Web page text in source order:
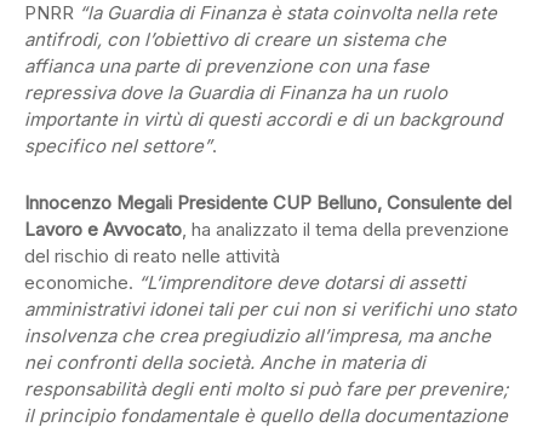
PNRR “la Guardia di Finanza è stata coinvolta nella rete
antifrodi, con l’obiettivo di creare un sistema che
affianca una parte di prevenzione con una fase
repressiva dove la Guardia di Finanza ha un ruolo
importante in virtù di questi accordi e di un background
specifico nel settore”.
Innocenzo Megali Presidente CUP Belluno, Consulente del
Lavoro e Avvocato, ha analizzato il tema della prevenzione
del rischio di reato nelle attività
economiche. “L’imprenditore deve dotarsi di assetti
amministrativi idonei tali per cui non si verifichi uno stato
insolvenza che crea pregiudizio all’impresa, ma anche
nei confronti della società. Anche in materia di
responsabilità degli enti molto si può fare per prevenire;
il principio fondamentale è quello della documentazione